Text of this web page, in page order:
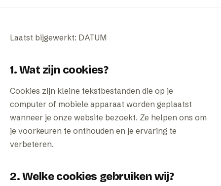
Laatst bijgewerkt: DATUM
1. Wat zijn cookies?
Cookies zijn kleine tekstbestanden die op je
computer of mobiele apparaat worden geplaatst
wanneer je onze website bezoekt. Ze helpen ons om
je voorkeuren te onthouden en je ervaring te
verbeteren.
2. Welke cookies gebruiken wij?